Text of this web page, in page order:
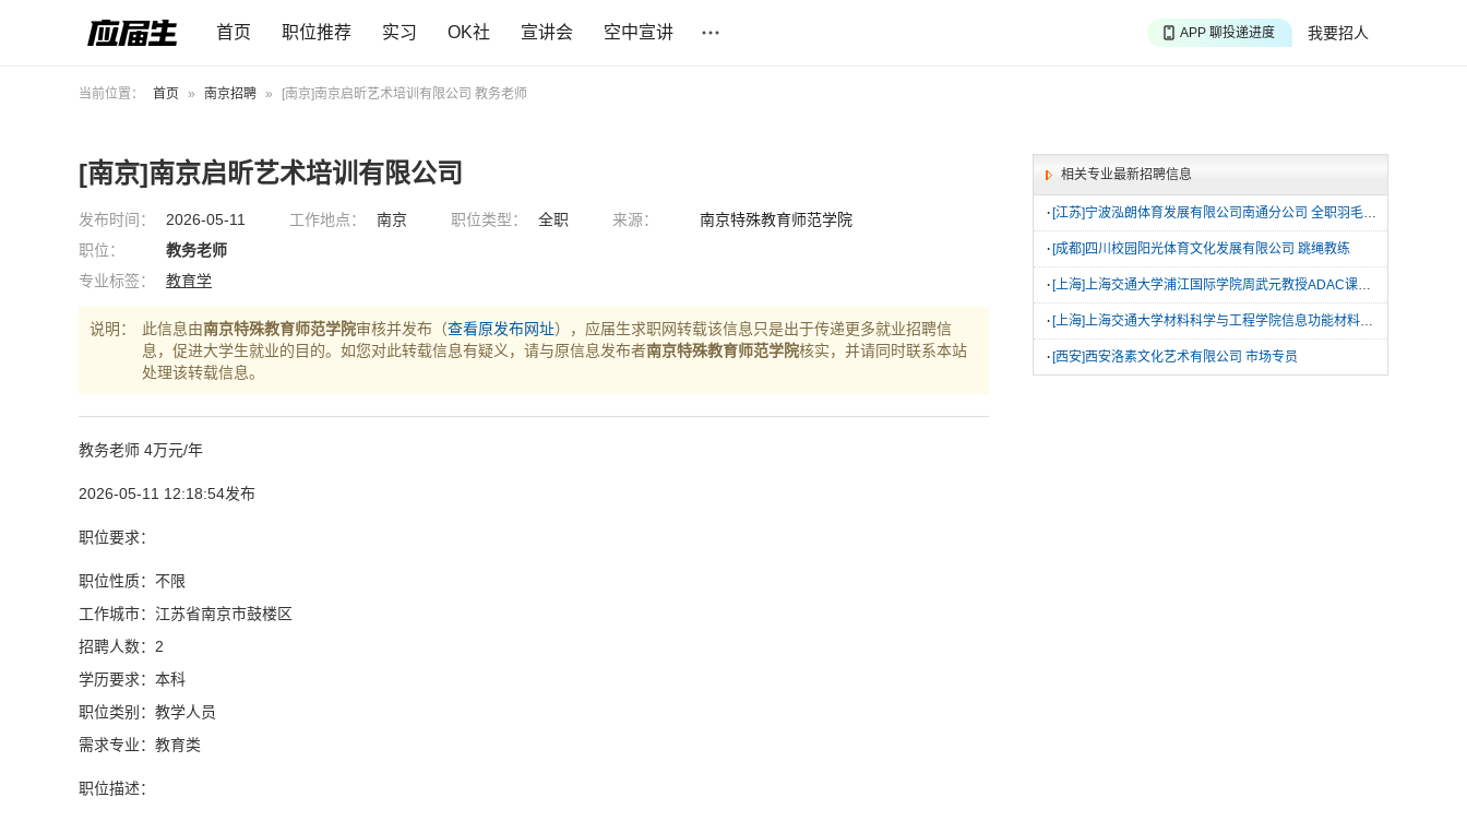
首页 职位推荐 实习 OK社 宣讲会 空中宣讲 我要招人
APP 聊投递进度
当前位置： 首页 » 南京招聘 » [南京]南京启昕艺术培训有限公司 教务老师
[南京]南京启昕艺术培训有限公司
发布时间： 2026-05-11 工作地点： 南京 职位类型： 全职 来源：
南京特殊教育师范学院
职位：
教务老师
专业标签：
教育学
说明： 此信息由南京特殊教育师范学院审核并发布（查看原发布网址），应届生求职网转载该信息只是出于传递更多就业招聘信
息，促进大学生就业的目的。如您对此转载信息有疑义，请与原信息发布者南京特殊教育师范学院核实，并请同时联系本站
处理该转载信息。
教务老师 4万元/年
2026-05-11 12:18:54发布
职位要求：
职位性质：不限
工作城市：江苏省南京市鼓楼区
招聘人数：2
学历要求：本科
职位类别：教学人员
需求专业：教育类
职位描述：
相关专业最新招聘信息
· [江苏]宁波泓朗体育发展有限公司南通分公司 全职羽毛球教练
· [成都]四川校园阳光体育文化发展有限公司 跳绳教练
· [上海]上海交通大学浦江国际学院周武元教授ADAC课题组 博士后
· [上海]上海交通大学材料科学与工程学院信息功能材料研究所 博士后
· [西安]西安洛素文化艺术有限公司 市场专员